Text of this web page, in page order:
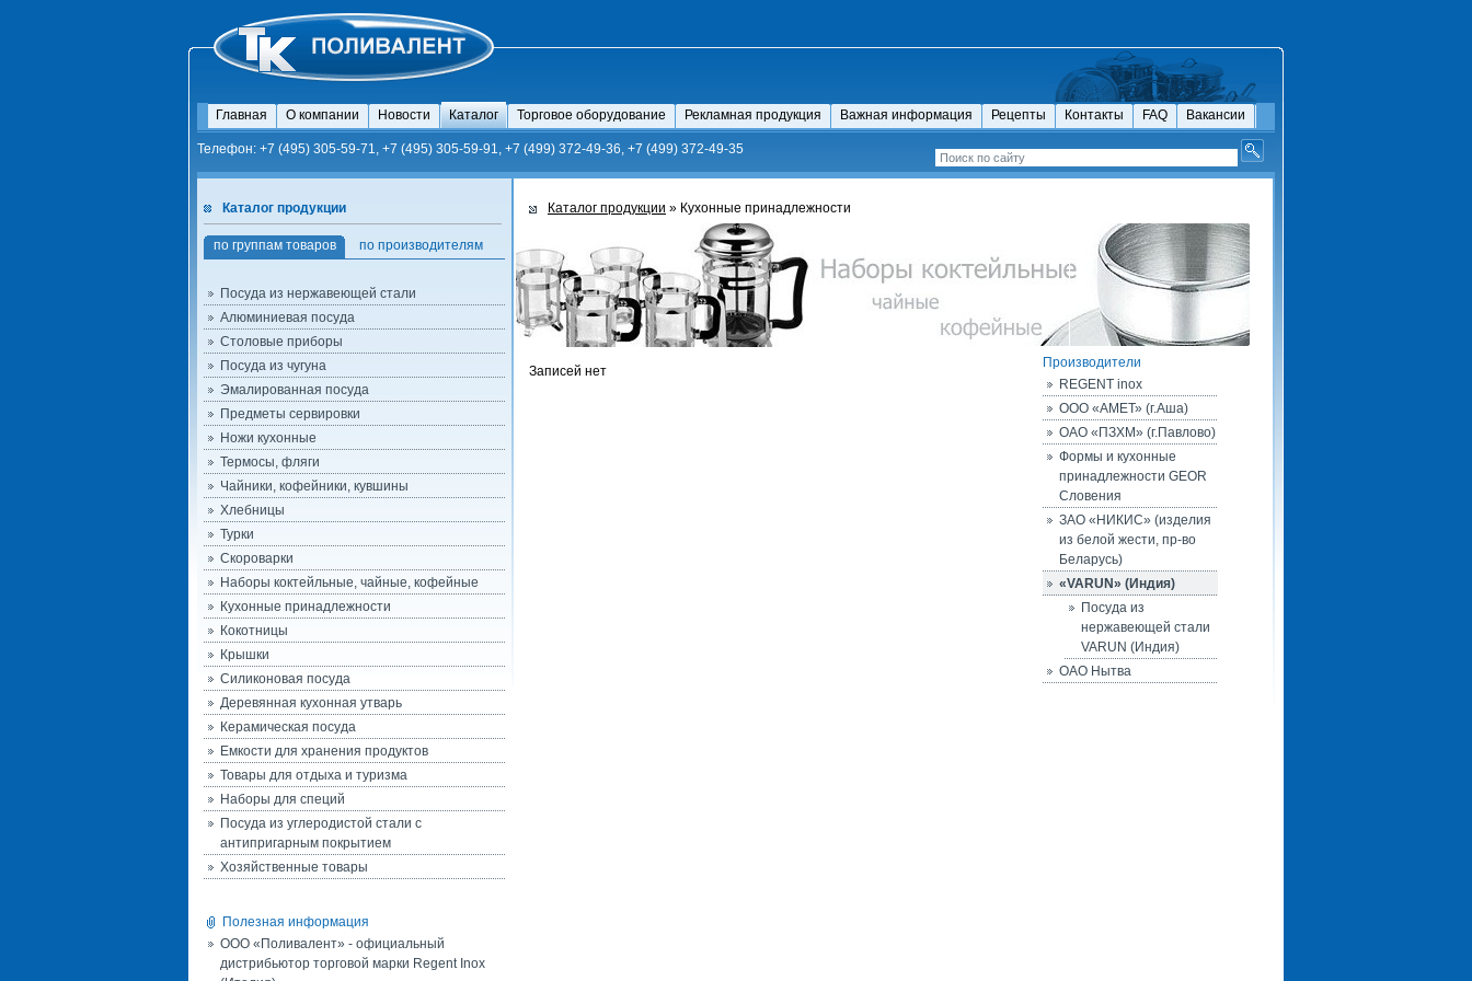
Главная О компании Новости Каталог Торговое оборудование Рекламная продукция Важная информация Рецепты Контакты FAQ Вакансии
Телефон: +7 (495) 305-59-71, +7 (495) 305-59-91, +7 (499) 372-49-36, +7 (499) 372-49-35
Каталог продукции
по группам товаров по производителям
Посуда из нержавеющей стали
Алюминиевая посуда
Столовые приборы
Посуда из чугуна
Эмалированная посуда
Предметы сервировки
Ножи кухонные
Термосы, фляги
Чайники, кофейники, кувшины
Хлебницы
Турки
Скороварки
Наборы коктейльные, чайные, кофейные
Кухонные принадлежности
Кокотницы
Крышки
Силиконовая посуда
Деревянная кухонная утварь
Керамическая посуда
Емкости для хранения продуктов
Товары для отдыха и туризма
Наборы для специй
Посуда из углеродистой стали с
антипригарным покрытием
Хозяйственные товары
Полезная информация
ООО «Поливалент» - официальный
дистрибьютор торговой марки Regent Inox
Каталог продукции » Кухонные принадлежности
Записей нет
Производители
REGENT inox
ООО «АМЕТ» (г.Аша)
ОАО «ПЗХМ» (г.Павлово)
Формы и кухонные
принадлежности GEOR
Словения
ЗАО «НИКИС» (изделия
из белой жести, пр-во
Беларусь)
«VARUN» (Индия)
Посуда из
нержавеющей стали
VARUN (Индия)
ОАО Нытва